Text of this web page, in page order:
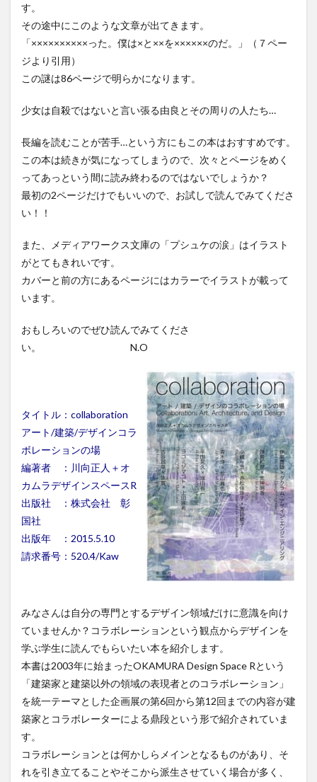
す。
その途中にこのような文章が出てきます。
「××××××××××った。僕は×と××を××××××のだ。」（７ペー
ジより引用）
この謎は86ページで明らかになります。
少女は自殺ではないと言い張る由良とその周りの人たち…
長編を読むことが苦手…という方にもこの本はおすすめです。
この本は続きが気になってしまうので、次々とページをめく
ってあっという間に読み終わるのではないでしょうか？
最初の2ページだけでもいいので、お試しで読んでみてくださ
い！！
また、メディアワークス文庫の「プシュケの涙」はイラスト
がとてもきれいです。
カバーと前の方にあるページにはカラーでイラストが載って
います。
おもしろいのでぜひ読んでみてくださ
い。 N.O
タイトル：collaboration
アート/建築/デザインコラ
ボレーションの場
編著者 ：川向正人＋オ
カムラデザインスペースR
出版社 ：株式会社 彰
国社
出版年 ：2015.5.10
請求番号：520.4/Kaw
みなさんは自分の専門とするデザイン領域だけに意識を向け
ていませんか？コラボレーションという観点からデザインを
学ぶ学生に読んでもらいたい本を紹介します。
本書は2003年に始まったOKAMURA Design Space Rという
「建築家と建築以外の領域の表現者とのコラボレーション」
を統一テーマとした企画展の第6回から第12回までの内容が建
築家とコラボレーターによる鼎段という形で紹介されていま
す。
コラボレーションとは何かしらメインとなるものがあり、そ
れを引き立てることやそこから派生させていく場合が多く、